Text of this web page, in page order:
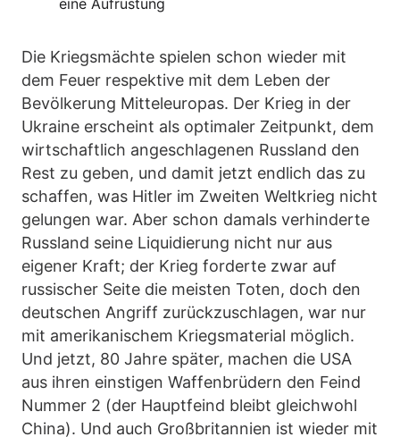
eine Aufrüstung
Die Kriegsmächte spielen schon wieder mit
dem Feuer respektive mit dem Leben der
Bevölkerung Mitteleuropas. Der Krieg in der
Ukraine erscheint als optimaler Zeitpunkt, dem
wirtschaftlich angeschlagenen Russland den
Rest zu geben, und damit jetzt endlich das zu
schaffen, was Hitler im Zweiten Weltkrieg nicht
gelungen war. Aber schon damals verhinderte
Russland seine Liquidierung nicht nur aus
eigener Kraft; der Krieg forderte zwar auf
russischer Seite die meisten Toten, doch den
deutschen Angriff zurückzuschlagen, war nur
mit amerikanischem Kriegsmaterial möglich.
Und jetzt, 80 Jahre später, machen die USA
aus ihren einstigen Waffenbrüdern den Feind
Nummer 2 (der Hauptfeind bleibt gleichwohl
China). Und auch Großbritannien ist wieder mit